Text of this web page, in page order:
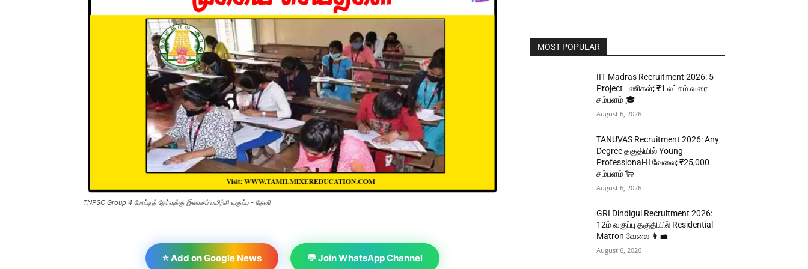
TNPSC Group 4 போட்டித் தோ்வுக்கு இலவசப் பயிற்சி வகுப்பு - தேனி
⭐ Add on Google News 💬 Join WhatsApp Channel
MOST POPULAR
IIT Madras Recruitment 2026: 5
Project பணிகள்; ₹1 லட்சம் வரை
சம்பளம் 🎓
August 6, 2026
TANUVAS Recruitment 2026: Any
Degree தகுதியில் Young
Professional-II வேலை; ₹25,000
சம்பளம் 🐑
August 6, 2026
GRI Dindigul Recruitment 2026:
12ம் வகுப்பு தகுதியில் Residential
Matron வேலை 👩‍💼
August 6, 2026